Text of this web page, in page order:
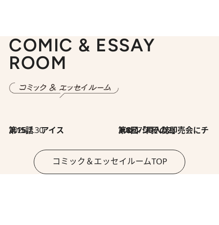
COMIC & ESSAY
ROOM
2026.7.30
第15話 アイス 2026.7.30
第8回「同人誌即売会にチャレンジ その2」
コミック＆エッセイルームTOP